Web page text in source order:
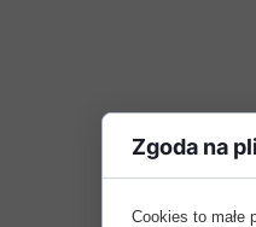
Zgoda na
Cookies to małe